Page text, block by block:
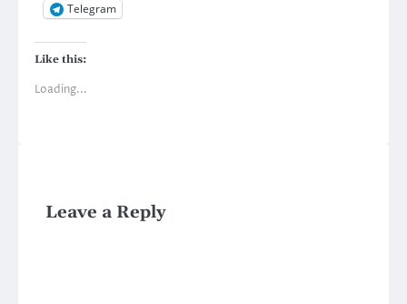
Telegram
Like this:
Loading...
Leave a Reply